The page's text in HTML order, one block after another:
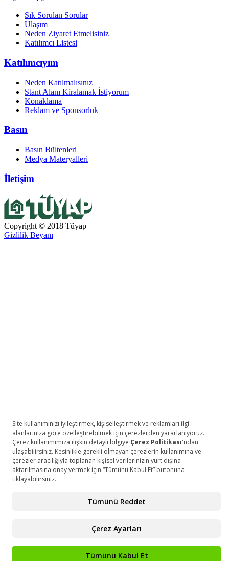
Sık Sorulan Sorular
Ulaşım
Neden Ziyaret Etmelisiniz
Katılımcı Listesi
Katılımcıyım
Neden Katılmalısınız
Stant Alanı Kiralamak İstiyorum
Konaklama
Reklam ve Sponsorluk
Basın
Basın Bültenleri
Medya Materyalleri
İletişim
Copyright © 2018 Tüyap
Gizlilik Beyanı